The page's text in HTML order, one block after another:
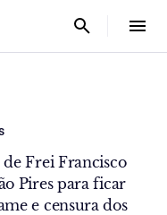
Frei Francisco
Pires para ficar
e censura dos